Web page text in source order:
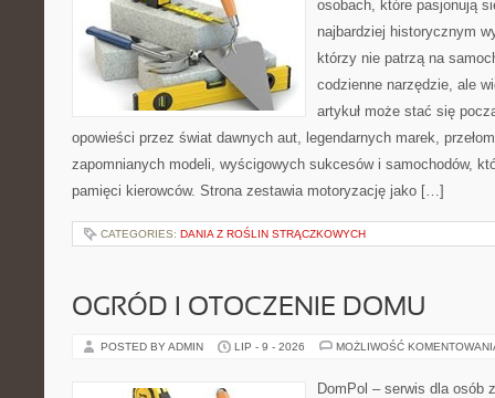
osobach, które pasjonują
najbardziej historycznym
którzy nie patrzą na
codzienne narzędzie, ale
artykuł może stać się
opowieści przez świat dawnych aut, legendarnych marek,
zapomnianych modeli, wyścigowych sukcesów i samochodów,
pamięci kierowców. Strona zestawia motoryzację jako […]
CATEGORIES: DANIA Z ROŚLIN STRĄCZKOWYCH
OGRÓD I OTOCZENIE DOMU
POSTED BY ADMIN LIP - 9 - 2026 MOŻLIWOŚĆ
DomPol – serwis dla osób